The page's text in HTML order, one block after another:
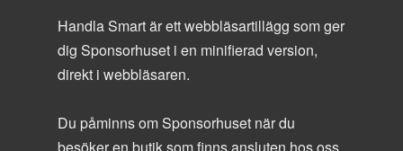
Handla Smart är ett webbläsartillägg som ger
dig Sponsorhuset i en minifierad version,
direkt i webbläsaren.
Du påminns om Sponsorhuset när du